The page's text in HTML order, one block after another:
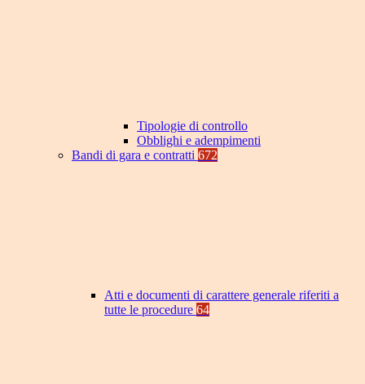
Tipologie di controllo
Obblighi e adempimenti
Bandi di gara e contratti 672
Atti e documenti di carattere generale riferiti a
tutte le procedure 64